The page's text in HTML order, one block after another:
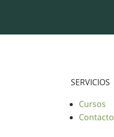
SERVICIOS
Cursos
Contacto